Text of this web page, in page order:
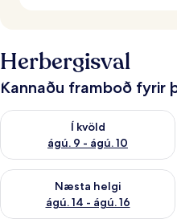
Herbergisval
Kannaðu framboð fyrir
Í kvöld
ágú. 9 - ágú. 10
Athuga framboð í kvöld ágú. 9
Næsta helgi
ágú. 14 - ágú. 16
Athuga framboð næstu helgi